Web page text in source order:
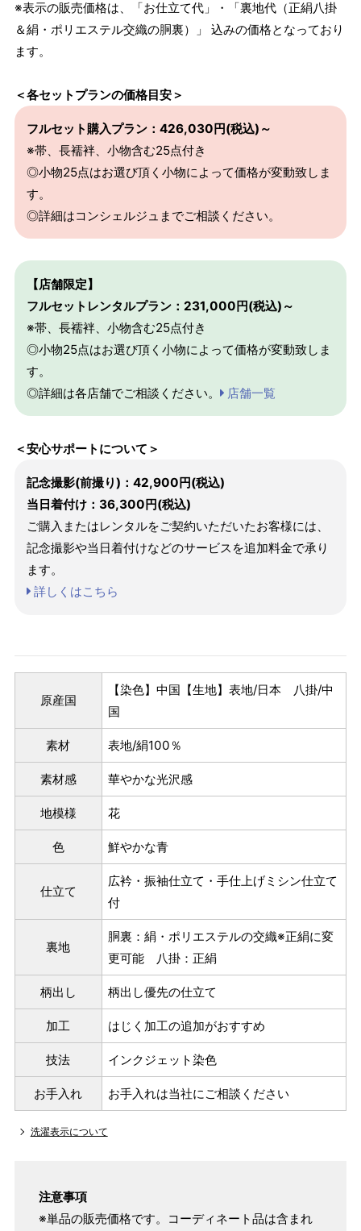
パターンオーダー（弊社規定のS～LLサイズより、身長・
ヒップを目安にサイズをお選びいただく）
マイサイズでお仕立て（お客様の希望サイズでお仕立て）
店舗で採寸（お近くの店舗でスタッフが採寸）
S
～155cm
～85cm
153cm
SW ～95cm
MW
4尺3寸
※表示の販売価格は、「お仕立て代」・「裏地代（正絹八掛
＆絹・ポリエステル交織の胴裏）」 込みの価格となっており
ます。
＜各セットプランの価格目安＞
フルセット購入プラン：426,030円(税込)～
※帯、長襦袢、小物含む25点付き
◎小物25点はお選び頂く小物によって価格が変動致しま
す。
◎詳細はコンシェルジュまでご相談ください。
【店舗限定】
フルセットレンタルプラン：231,000円(税込)～
※帯、長襦袢、小物含む25点付き
◎小物25点はお選び頂く小物によって価格が変動致しま
す。
◎詳細は各店舗でご相談ください。
店舗一覧
＜安心サポートについて＞
記念撮影(前撮り)：42,900円(税込)
当日着付け：36,300円(税込)
ご購入またはレンタルをご契約いただいたお客様には、
記念撮影や当日着付けなどのサービスを追加料金で承り
ます。
詳しくはこちら
原産国
【染色】中国【生地】表地/日本 八掛/中
国
素材 表地/絹100％
素材感 華やかな光沢感
地模様 花
色 鮮やかな青
仕立て
広衿・振袖仕立て・手仕上げミシン仕立て
付
裏地
胴裏：絹・ポリエステルの交織※正絹に変
更可能 八掛：正絹
柄出し 柄出し優先の仕立て
加工 はじく加工の追加がおすすめ
技法 インクジェット染色
お手入れ お手入れは当社にご相談ください
洗濯表示について
注意事項
※単品の販売価格です。コーディネート品は含まれ